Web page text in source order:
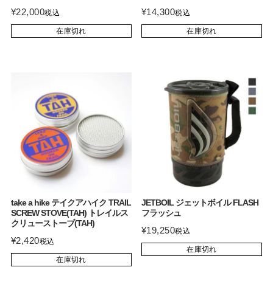
¥22,000税込
在庫切れ
¥14,300税込
在庫切れ
take a hike テイクアハイク TRAIL
SCREW STOVE(TAH) トレイルス
クリューストーブ(TAH)
¥2,420税込
在庫切れ
JETBOIL ジェットボイル FLASH
フラッシュ
¥19,250税込
在庫切れ